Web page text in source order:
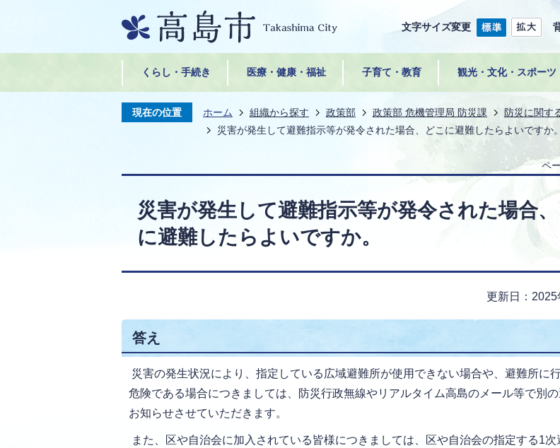
文字サイズ変更
くらし・手続き 医療・健康・福祉 子育て・教育 観光・文化・スポーツ
現在の位置 ホーム 組織から探す 政策部 政策部 危機管理局 防災課
防災に関す
災害が発生して避難指示等が発令された場合、どこに避難したらよいですか。
ペ
災害が発生して避難指示等が発令された場合
に避難したらよいですか。
更新日：2025
答え
災害の発生状況により、指定している広域避難所が使用できない場合や、避難所に
危険である場合につきましては、防災行政無線やリアルタイム高島のメール等で別
お知らせさせていただきます。
また、区や自治会に加入されている皆様につきましては、区や自治会の指定する1次